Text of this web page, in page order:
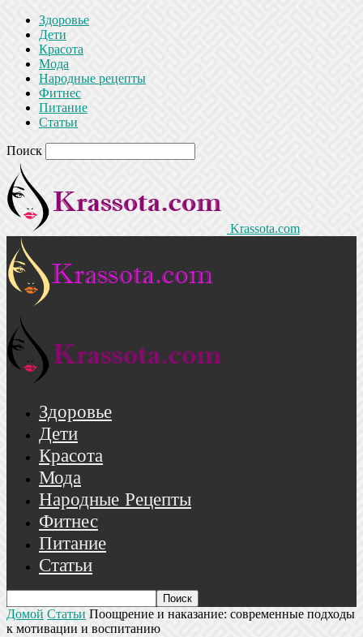
Здоровье
Дети
Красота
Мода
Народные рецепты
Фитнес
Питание
Статьи
Поиск
Krassota.com
Здоровье
Дети
Красота
Мода
Народные Рецепты
Фитнес
Питание
Статьи
Домой Статьи Поощрение и наказание: современные подходы
к мотивации и воспитанию